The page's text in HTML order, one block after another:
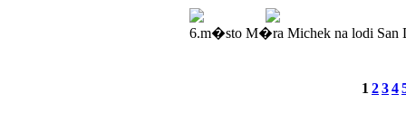
6.m�sto M�ra Michek na lodi San
1 234